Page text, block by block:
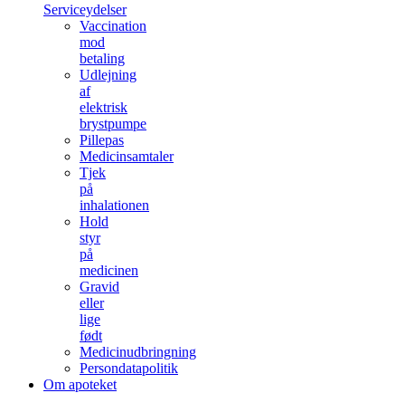
Serviceydelser
Vaccination
mod
betaling
Udlejning
af
elektrisk
brystpumpe
Pillepas
Medicinsamtaler
Tjek
på
inhalationen
Hold
styr
på
medicinen
Gravid
eller
lige
født
Medicinudbringning
Persondatapolitik
Om apoteket